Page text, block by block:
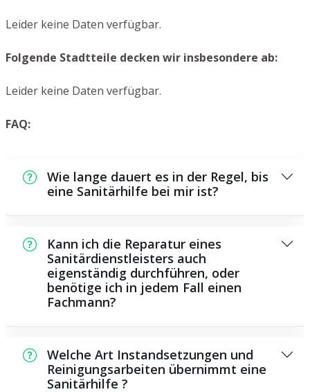
Leider keine Daten verfügbar.
Folgende Stadtteile decken wir insbesondere ab:
Leider keine Daten verfügbar.
FAQ:
Wie lange dauert es in der Regel, bis
eine Sanitärhilfe bei mir ist?
Ihnen vor Ort sein. Dies hängt aber auch von
der Auftragslage zu diesem Zeitraum ab und
von der Verkehrssituation und der örtlichen
Gegebenheit.
Kann ich die Reparatur eines
Sanitärdienstleisters auch
eigenständig durchführen, oder
benötige ich in jedem Fall einen
Fachmann?
Wartungsarbeiten, die Sie selbst ausführen
können, beispielsweise die Anwendung von
Rohrreinigern aus dem Supermarkt.
Welche Art Instandsetzungen und
Reinigungsarbeiten übernimmt eine
Sanitärhilfe ?